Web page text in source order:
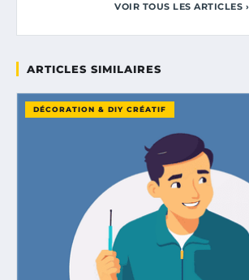
VOIR TOUS LES ARTICLES ›
ARTICLES SIMILAIRES
DÉCORATION & DIY CRÉATIF